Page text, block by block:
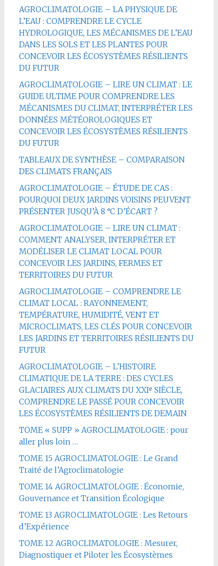
AGROCLIMATOLOGIE – LA PHYSIQUE DE
L’EAU : COMPRENDRE LE CYCLE
HYDROLOGIQUE, LES MÉCANISMES DE L’EAU
DANS LES SOLS ET LES PLANTES POUR
CONCEVOIR LES ÉCOSYSTÈMES RÉSILIENTS
DU FUTUR
AGROCLIMATOLOGIE – LIRE UN CLIMAT : LE
GUIDE ULTIME POUR COMPRENDRE LES
MÉCANISMES DU CLIMAT, INTERPRÉTER LES
DONNÉES MÉTÉOROLOGIQUES ET
CONCEVOIR LES ÉCOSYSTÈMES RÉSILIENTS
DU FUTUR
TABLEAUX DE SYNTHÈSE – COMPARAISON
DES CLIMATS FRANÇAIS
AGROCLIMATOLOGIE – ÉTUDE DE CAS :
POURQUOI DEUX JARDINS VOISINS PEUVENT
PRÉSENTER JUSQU’À 8 °C D’ÉCART ?
AGROCLIMATOLOGIE – LIRE UN CLIMAT :
COMMENT ANALYSER, INTERPRÉTER ET
MODÉLISER LE CLIMAT LOCAL POUR
CONCEVOIR LES JARDINS, FERMES ET
TERRITOIRES DU FUTUR
AGROCLIMATOLOGIE – COMPRENDRE LE
CLIMAT LOCAL : RAYONNEMENT,
TEMPÉRATURE, HUMIDITÉ, VENT ET
MICROCLIMATS, LES CLÉS POUR CONCEVOIR
LES JARDINS ET TERRITOIRES RÉSILIENTS DU
FUTUR
AGROCLIMATOLOGIE – L’HISTOIRE
CLIMATIQUE DE LA TERRE : DES CYCLES
GLACIAIRES AUX CLIMATS DU XXIᵉ SIÈCLE,
COMPRENDRE LE PASSÉ POUR CONCEVOIR
LES ÉCOSYSTÈMES RÉSILIENTS DE DEMAIN
TOME « SUPP » AGROCLIMATOLOGIE : pour
aller plus loin …
TOME 15 AGROCLIMATOLOGIE : Le Grand
Traité de l’Agroclimatologie
TOME 14 AGROCLIMATOLOGIE : Économie,
Gouvernance et Transition Écologique
TOME 13 AGROCLIMATOLOGIE : Les Retours
d’Expérience
TOME 12 AGROCLIMATOLOGIE : Mesurer,
Diagnostiquer et Piloter les Écosystèmes